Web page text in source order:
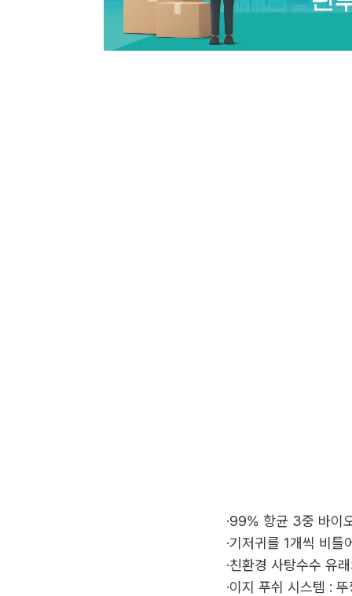
·99% 항균 3중 바이
·기저귀를 1개씩 비
·친환경 사탕수수 유
·이지 푸쉬 시스템 :